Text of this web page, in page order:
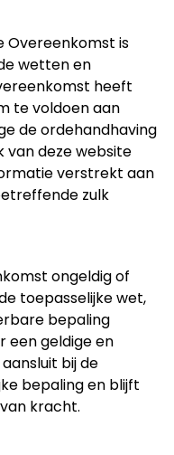
Overeenkomst is
wetten en
heeft
te voldoen aan
de ordehandhaving
deze website
verstrekt aan
zulk
ongeldig of
toepasselijke wet,
bepaling
een geldige en
bij de
bepaling en blijft
kracht.